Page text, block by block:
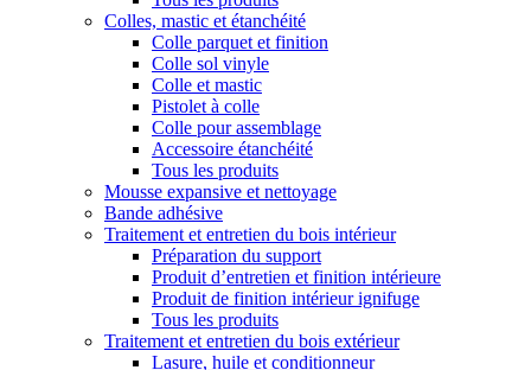
Colles, mastic et étanchéité
Colle parquet et finition
Colle sol vinyle
Colle et mastic
Pistolet à colle
Colle pour assemblage
Accessoire étanchéité
Tous les produits
Mousse expansive et nettoyage
Bande adhésive
Traitement et entretien du bois intérieur
Préparation du support
Produit d’entretien et finition intérieure
Produit de finition intérieur ignifuge
Tous les produits
Traitement et entretien du bois extérieur
Lasure, huile et conditionneur